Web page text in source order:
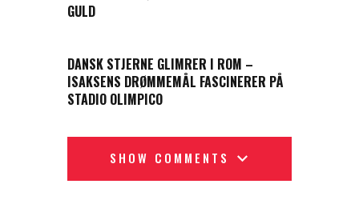
GULD
DANSK STJERNE GLIMRER I ROM –
ISAKSENS DRØMMEMÅL FASCINERER PÅ
STADIO OLIMPICO
SHOW COMMENTS